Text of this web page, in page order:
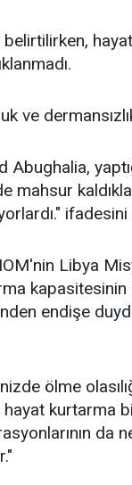
ve
mahsur
ifadesini
Libya
kapasitesinin
endişe
ölme
kurtarma
da